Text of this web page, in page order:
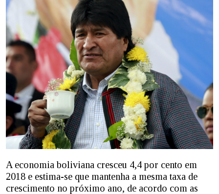
A economia boliviana cresceu 4,4 por cento em
2018 e estima-se que mantenha a mesma taxa de
crescimento no próximo ano, de acordo com as